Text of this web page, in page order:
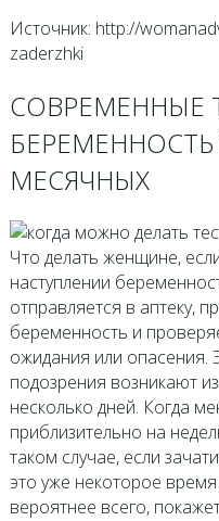
Источник: http://
zaderzhki
СОВРЕМЕННЫЕ
МЕСЯЧНЫХ
Что делать женщине,
наступлении
отправляется в аптеку,
беременность и
ожидания или опасения.
подозрения возникают
несколько дней. Когда
приблизительно на
таком случае, если
это уже некоторое
вероятнее всего,